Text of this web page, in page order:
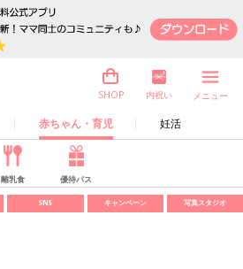
赤ちゃん・育児 妊活
SHOP 内祝い メニュー
離乳食 優待パス
SNS キャンペーン 写真スタジオ